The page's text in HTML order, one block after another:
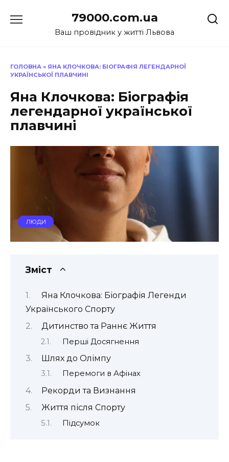
до
79000.com.ua
Ваш провідник у житті Львова
ГОЛОВНА » ЯНА КЛОЧКОВА: БІОГРАФІЯ ЛЕГЕНДАРНОЇ
УКРАЇНСЬКОЇ ПЛАВЧИНІ
Яна Клочкова: Біографія
легендарної української
плавчині
ЛЮДИ
Зміст
Яна Клочкова: Біографія Легенди
Українського Спорту
Дитинство та Раннє Життя
Перші Досягнення
Шлях до Олімпу
Перемоги в Афінах
Рекорди та Визнання
Життя після Спорту
Підсумок